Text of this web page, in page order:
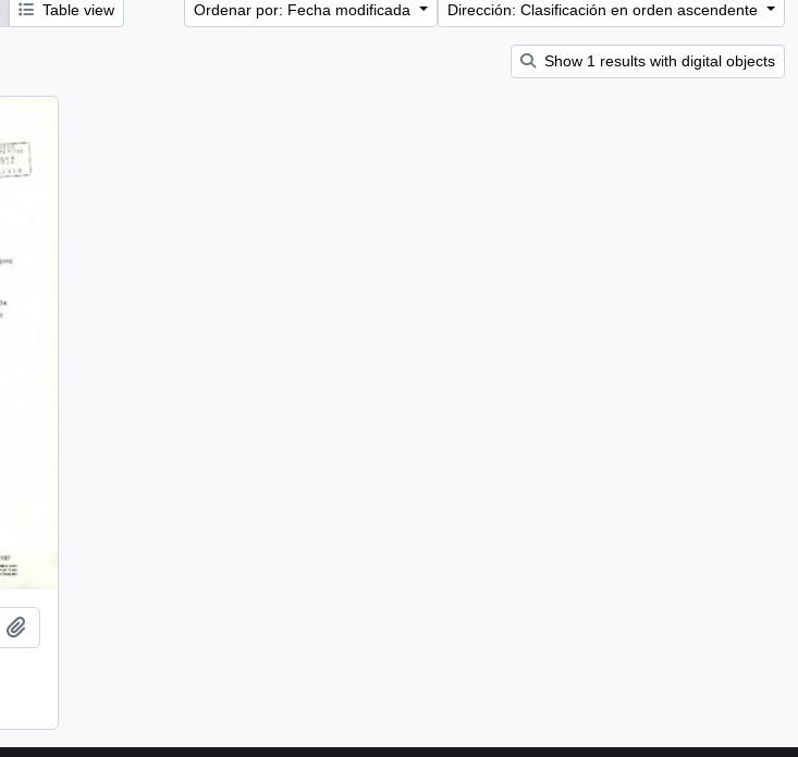
Table view Ordenar por: Fecha modificada Dirección: Clasificación en orden ascendente
Show 1 results with digital objects